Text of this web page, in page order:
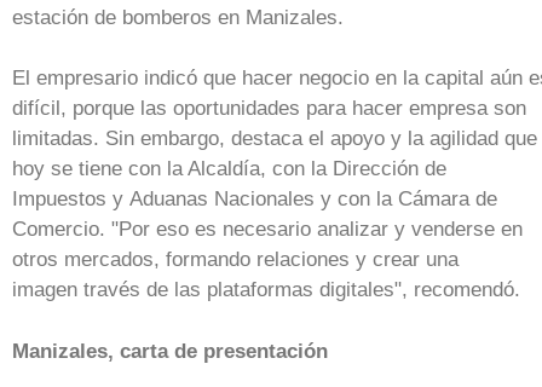
estación de bomberos en Manizales.
El empresario indicó que hacer negocio en la capital aún
difícil, porque las oportunidades para hacer empresa son
limitadas. Sin embargo, destaca el apoyo y la agilidad que
hoy se tiene con la Alcaldía, con la Dirección de
Impuestos y Aduanas Nacionales y con la Cámara de
Comercio. "Por eso es necesario analizar y venderse en
otros mercados, formando relaciones y crear una
imagen través de las plataformas digitales", recomendó.
Manizales, carta de presentación